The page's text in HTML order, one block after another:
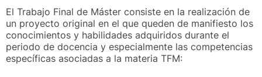
El Trabajo Final de Máster consiste en la realización de
un proyecto original en el que queden de manifiesto los
conocimientos y habilidades adquiridos durante el
periodo de docencia y especialmente las competencias
específicas asociadas a la materia TFM: